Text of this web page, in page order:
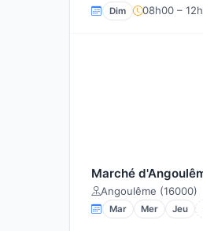
Dim 08h00 –
Marché
Angoulême (16000)
Mar Mer Jeu